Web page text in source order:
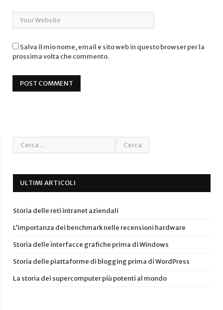
Salva il mio nome, email e sito web in questo browser per la
prossima volta che commento.
ULTIMI ARTICOLI
Storia delle reti intranet aziendali
L’importanza dei benchmark nelle recensioni hardware
Storia delle interfacce grafiche prima di Windows
Storia delle piattaforme di blogging prima di WordPress
La storia dei supercomputer più potenti al mondo